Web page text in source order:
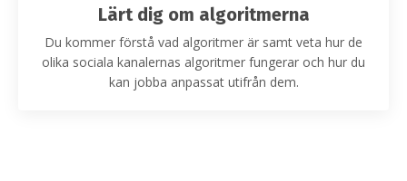
Lärt dig om algoritmerna
Du kommer förstå vad algoritmer är samt veta hur de
olika sociala kanalernas algoritmer fungerar och hur du
kan jobba anpassat utifrån dem.